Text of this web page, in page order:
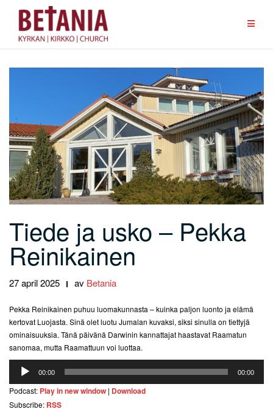
Hoppa
innehåll
Tiede ja usko – Pekka
Reinikainen
27 april 2025 av Betania
Pekka Reinikainen puhuu luomakunnasta – kuinka paljon luonto ja elämä
kertovat Luojasta. Sinä olet luotu Jumalan kuvaksi, siksi sinulla on tiettyjä
ominaisuuksia. Tänä päivänä Darwinin kannattajat haastavat Raamatun
sanomaa, mutta Raamattuun voi luottaa.
Ljudspelare
00:00 00:00
Podcast: Play in new window | Download
Subscribe: RSS